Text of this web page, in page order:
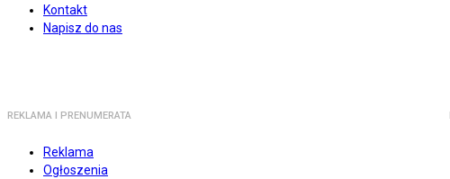
Kontakt
Napisz do nas
REKLAMA I PRENUMERATA
Reklama
Ogłoszenia